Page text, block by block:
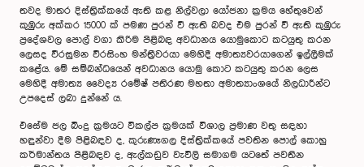
තවද මාතර දිස්ත්‍රික්කයේ ඇති කළ නිල්වලා යෝජනා ක්‍රමය හේතුවෙන්
කුඹුරු අක්කර 15000 ක් පමණ පුරන් වී ඇති බවද එම පුරන් වී ඇති කුඹුරු
ප්‍රදේශවල පොල් වගා කිරිම පිළිබඳ අවධානය යොමුකොට කටයුතු කරන
ලෙසද වීරසුමන වීරසිංහ මන්ත්‍රීවරයා මෙහිදී අමාත්‍යවරයාගෙන් ඉල්ලීමක්
කළේය. මේ සම්බන්ධයෙන් අවධානය යොමු කොට කටයුතු කරන ලෙස
මෙහිදී අමාත්‍ය වෛද්‍ය රමේෂ් පතිරණ මහතා අමාත්‍යාංශයේ නිලධාරීන්ට
උපදෙස් ලබා දුන්නේ ය.
එසේම ජල බිංදු ක්‍රමයට විකල්ප ක්‍රමයක් විශාල ප්‍රමාණ වතු සඳහා
හඳුන්වා දීම පිළිබඳව ද, කුරුණෑගල දිස්ත්‍රික්කයේ පවතින පොල් කොහු
කර්මාන්තය පිළිබඳව ද, ඇල්කඩුව වැවිලි සමාගම යටතේ පවතින